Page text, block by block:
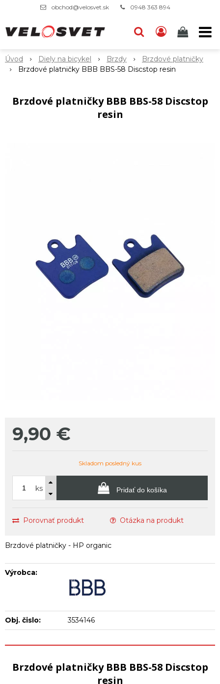
obchod@velosvet.sk 0948 363 894
Úvod Diely na bicykel Brzdy
Brzdové platničky
Brzdové platničky BBB BBS-58 Discstop resin
Brzdové platničky BBB BBS-58 Discstop
resin
9,90 €
Skladom posledný kus
ks Pridať do košíka
Porovnať produkt Otázka na produkt
Brzdové platničky - HP organic
Výrobca:
Obj. čislo: 3534146
Brzdové platničky BBB BBS-58 Discstop
resin